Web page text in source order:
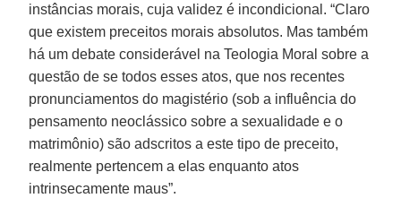
instâncias morais, cuja validez é incondicional. “Claro
que existem preceitos morais absolutos. Mas também
há um debate considerável na Teologia Moral sobre a
questão de se todos esses atos, que nos recentes
pronunciamentos do magistério (sob a influência do
pensamento neoclássico sobre a sexualidade e o
matrimônio) são adscritos a este tipo de preceito,
realmente pertencem a elas enquanto atos
intrinsecamente maus”.